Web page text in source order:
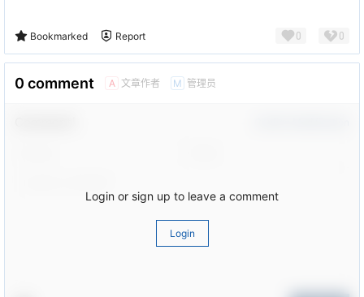
Bookmarked Report 0 0
0 comment A 文章作者 M 管理员
Login or sign up to leave a comment
Login